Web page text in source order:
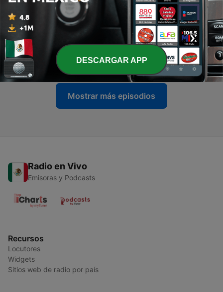
23 - Programa 4 de Febrero
06 feb. 2016
22 - Programa 27 de enero
28 ene. 2016
Mostrar más episodios
Radio en Vivo
Emisoras y Podcasts
Recursos
Locutores
Widgets
Sitios web de radio por país
DESCARGAR APP